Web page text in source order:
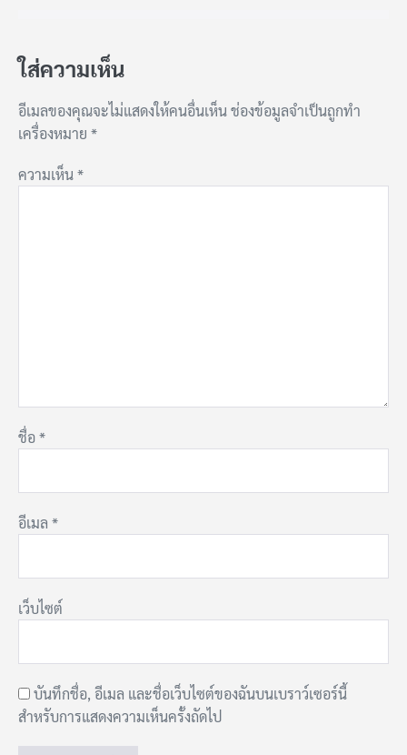
ใส่ความเห็น
อีเมลของคุณจะไม่แสดงให้คนอื่นเห็นช่องข้อมูลจำเป็นถูกทำ
เครื่องหมาย *
ความเห็น*
ชื่อ*
อีเมล *
เว็บไซต์
บันทึกชื่อ, อีเมล และชื่อเว็บไซต์ของฉันบนเบราว์เซอร์นี้
สำหรับการแสดงความเห็นครั้งถัดไป